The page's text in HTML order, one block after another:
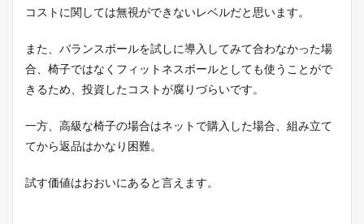
コストに関しては無視ができないレベルだと思います。
また、バランスボールを試しに導入してみて合わなかった場
合、椅子ではなくフィットネスボールとしても使うことがで
きるため、投資したコストが腐りづらいです。
一方、高級な椅子の場合はネットで購入した場合、組み立て
てから返品はかなり困難。
試す価値はおおいにあると言えます。